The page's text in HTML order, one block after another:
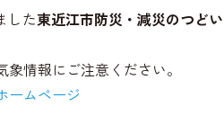
した東近江市防災・減災のつどい
情報にご注意ください。
ームページ